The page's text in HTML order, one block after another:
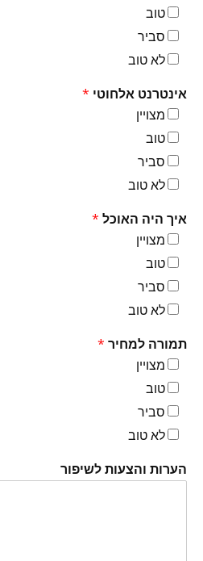
טוב
סביר
לא טוב
אינטרנט אלחוטי *
מצויין
טוב
סביר
לא טוב
איך היה האוכל *
מצויין
טוב
סביר
לא טוב
תמורה למחיר *
מצויין
טוב
סביר
לא טוב
הערות והצעות לשיפור